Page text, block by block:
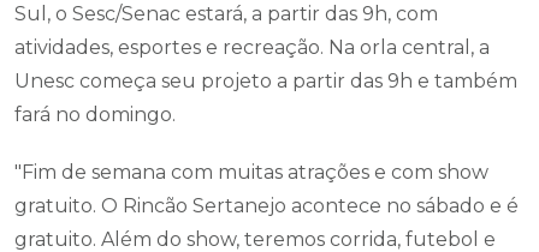
Sul, o Sesc/Senac estará, a partir das 9h, com
atividades, esportes e recreação. Na orla central, a
Unesc começa seu projeto a partir das 9h e também
fará no domingo.
"Fim de semana com muitas atrações e com show
gratuito. O Rincão Sertanejo acontece no sábado e é
gratuito. Além do show, teremos corrida, futebol e